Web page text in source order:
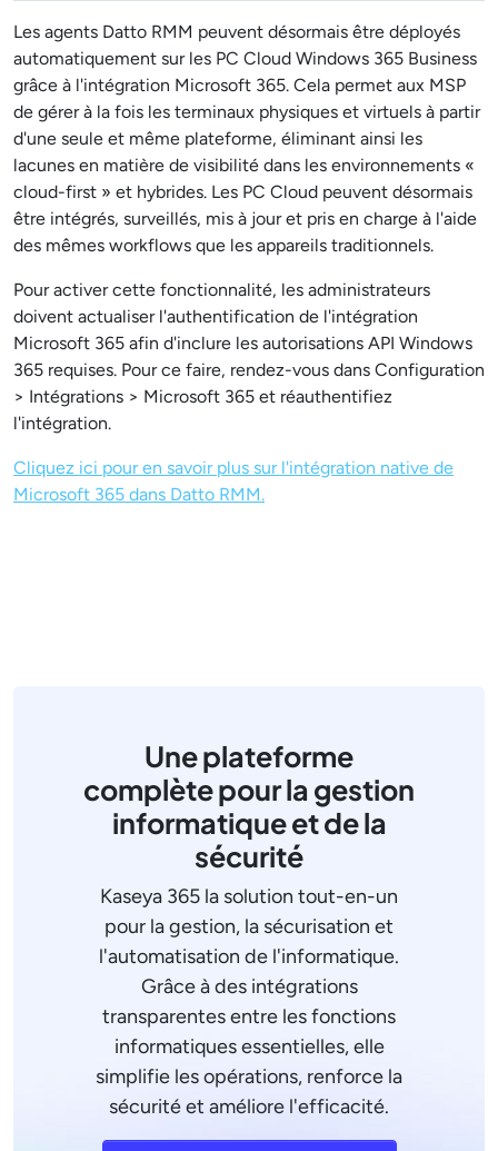
Les agents Datto RMM peuvent désormais être déployés
automatiquement sur les PC Cloud Windows 365 Business
grâce à l'intégration Microsoft 365. Cela permet aux MSP
de gérer à la fois les terminaux physiques et virtuels à partir
d'une seule et même plateforme, éliminant ainsi les
lacunes en matière de visibilité dans les environnements «
cloud-first » et hybrides. Les PC Cloud peuvent désormais
être intégrés, surveillés, mis à jour et pris en charge à l'aide
des mêmes workflows que les appareils traditionnels.
Pour activer cette fonctionnalité, les administrateurs
doivent actualiser l'authentification de l'intégration
Microsoft 365 afin d'inclure les autorisations API Windows
365 requises. Pour ce faire, rendez-vous dans Configuration
> Intégrations > Microsoft 365 et réauthentifiez
l'intégration.
Cliquez ici pour en savoir plus sur l'intégration native de
Microsoft 365 dans Datto RMM.
Une plateforme
complète pour la gestion
informatique et de la
sécurité
Kaseya 365 la solution tout-en-un
pour la gestion, la sécurisation et
l'automatisation de l'informatique.
Grâce à des intégrations
transparentes entre les fonctions
informatiques essentielles, elle
simplifie les opérations, renforce la
sécurité et améliore l'efficacité.